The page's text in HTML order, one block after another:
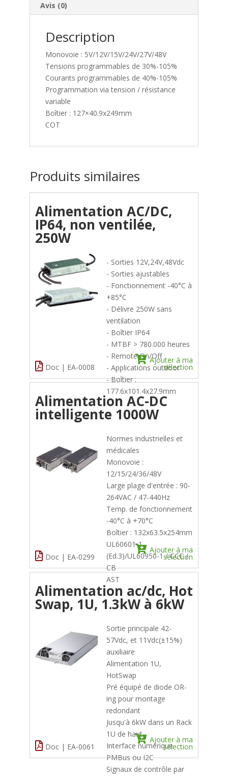
Avis (0)
Description
Monovoie : 5V/12V/15V/24V/27V/48V
Tensions programmables de 30%-105%
Courants programmables de 40%-105%
Programmation via tension / résistance
variable
Boîtier : 127×40.9x249mm
COT
Produits similaires
Alimentation AC/DC,
IP64, non ventilée,
250W
- Sorties 12V,24V,48Vdc
- Sorties ajustables
- Fonctionnement -40°C à
+85°C
- Délivre 250W sans
ventilation
- Boîtier IP64
- MTBF > 780.000 heures
- Remote On/Off
- Applications outdoor
- Boîtier :
177.6x101.4x27.9mm
Ajouter à ma
sélection
Doc | EA-0008
Alimentation AC-DC
intelligente 1000W
Normes industrielles et
médicales
Monovoie :
12/15/24/36/48V
Large plage d'entrée : 90-
264VAC / 47-440Hz
Temp. de fonctionnement
-40°C à +70°C
Boîtier : 132x63.5x254mm
UL60601-1
(Ed.3)/UL60950-1 / CCC /
CB
AST
Ajouter à ma
sélection
Doc | EA-0299
Alimentation ac/dc, Hot
Swap, 1U, 1.3kW à 6kW
Sortie principale 42-
57Vdc, et 11Vdc(±15%)
auxiliaire
Alimentation 1U,
HotSwap
Pré équipé de diode OR-
ing pour montage
redondant
Jusqu'à 6kW dans un Rack
1U de haut
Interface numérique
PMBus ou I2C
Signaux de contrôle par
Ajouter à ma
sélection
Doc | EA-0061